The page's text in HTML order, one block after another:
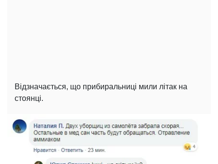
Відзначається, що прибиральниці мили літак на
стоянці.